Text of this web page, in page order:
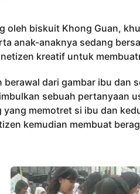
oleh biskuit Khong Guan,
anak-anaknya sedang
kreatif untuk
berawal dari gambar ibu dan
sebuah pertanyaan
memotret si ibu dan
kemudian membuat